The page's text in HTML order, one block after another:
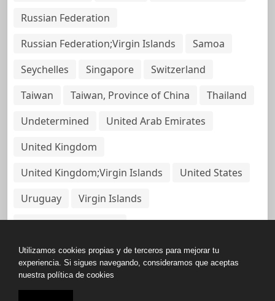
Russian Federation
Russian Federation;Virgin Islands
Samoa
Seychelles
Singapore
Switzerland
Taiwan
Taiwan, Province of China
Thailand
Undetermined
United Arab Emirates
United Kingdom
United Kingdom;Virgin Islands
United States
Uruguay
Virgin Islands
Virgin Islands, British
Copyright © All rights reserved.
Utilizamos cookies propias y de terceros para mejorar tu
experiencia. Si sigues navegando, consideramos que aceptas
nuestra política de cookies